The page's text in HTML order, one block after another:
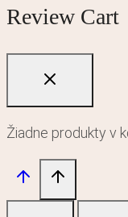
Review Cart
Žiadne produkty v